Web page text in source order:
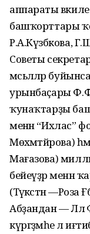
аппараты
башҡорттары
Р.А.Күзбәкова,
Советы
мәсьәләләр
урынбаҫары
ҡунаҡтарҙы
менән “Ихлас”
Мөхәмәтйәрова)
Мағазова)
бейеүҙәр
(Тәүәкәстән
Абҙандан — Ләлә
күргәҙмәһе лә